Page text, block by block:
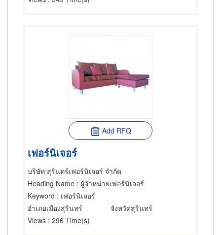
Add RFQ
เฟอร์นิเจอร์
บริษัท สุรินทร์เฟอร์นิเจอร์ จำกัด
Heading Name : ผู้จำหน่ายเฟอร์นิเจอร์
Keyword : เฟอร์นิเจอร์
อำเภอเมืองสุรินทร์
จังหวัดสุรินทร์
Views : 296 Time(s)